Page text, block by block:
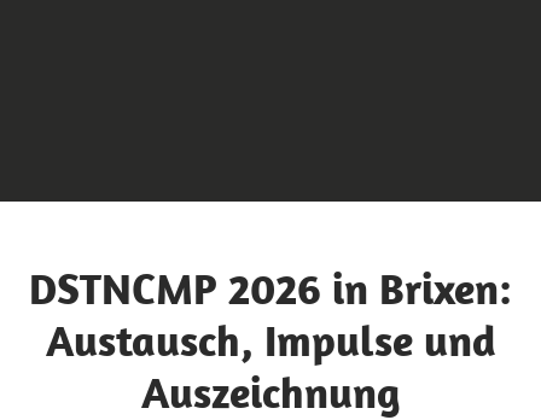
DSTNCMP 2026 in Brixen:
Austausch, Impulse und
Auszeichnung